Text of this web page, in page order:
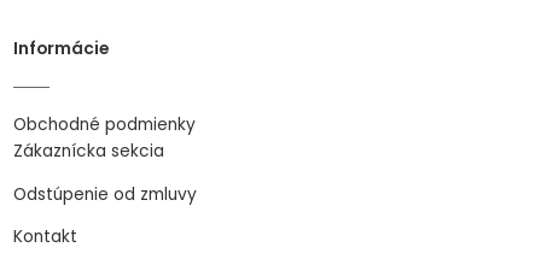
Informácie
Obchodné podmienky
Zákaznícka sekcia
Odstúpenie od zmluvy
Kontakt